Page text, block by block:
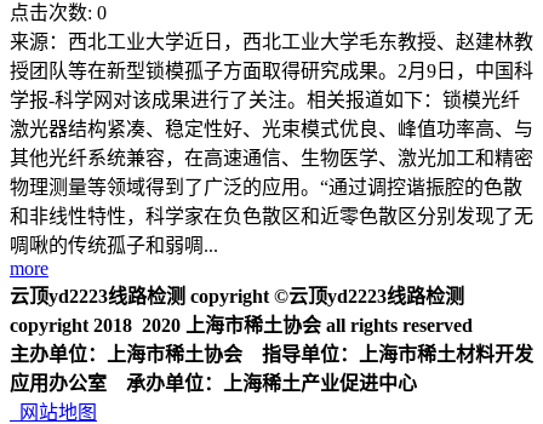
点击次数: 0
来源：西北工业大学近日，西北工业大学毛东教授、赵建林教
授团队等在新型锁模孤子方面取得研究成果。2月9日，中国科
学报-科学网对该成果进行了关注。相关报道如下：锁模光纤
激光器结构紧凑、稳定性好、光束模式优良、峰值功率高、与
其他光纤系统兼容，在高速通信、生物医学、激光加工和精密
物理测量等领域得到了广泛的应用。“通过调控谐振腔的色散
和非线性特性，科学家在负色散区和近零色散区分别发现了无
啁啾的传统孤子和弱啁...
more
云顶yd2223线路检测 copyright ©云顶yd2223线路检测
copyright 2018 2020 上海市稀土协会 all rights reserved
主办单位：上海市稀土协会 指导单位：上海市稀土材料开发
应用办公室 承办单位：上海稀土产业促进中心
网站地图